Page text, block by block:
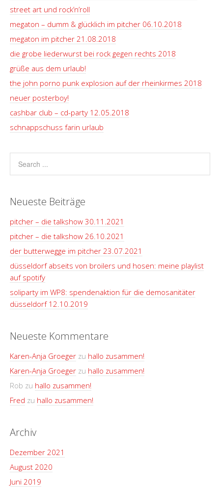
street art und rock’n’roll
megaton – dumm & glücklich im pitcher 06.10.2018
megaton im pitcher 21.08.2018
die grobe liederwurst bei rock gegen rechts 2018
grüße aus dem urlaub!
the john porno punk explosion auf der rheinkirmes 2018
neuer posterboy!
cashbar club – cd-party 12.05.2018
schnappschuss farin urlaub
Neueste Beiträge
pitcher – die talkshow 30.11.2021
pitcher – die talkshow 26.10.2021
der butterwegge im pitcher 23.07.2021
düsseldorf abseits von broilers und hosen: meine playlist
auf spotify
soliparty im WP8: spendenaktion für die demosanitäter
düsseldorf 12.10.2019
Neueste Kommentare
Karen-Anja Groeger zu hallo zusammen!
Karen-Anja Groeger zu hallo zusammen!
Rob zu hallo zusammen!
Fred zu hallo zusammen!
Archiv
Dezember 2021
August 2020
Juni 2019